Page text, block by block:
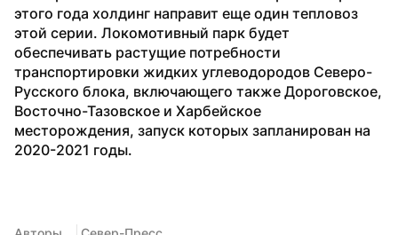
этого года холдинг направит еще один тепловоз
этой серии. Локомотивный парк будет
обеспечивать растущие потребности
транспортировки жидких углеводородов Северо-
Русского блока, включающего также Дороговское,
Восточно-Тазовское и Харбейское
месторождения, запуск которых запланирован на
2020-2021 годы.